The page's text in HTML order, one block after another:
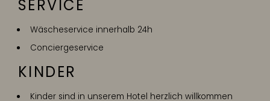
SERVICE
Wäscheservice innerhalb 24h
Conciergeservice
KINDER
Kinder sind in unserem Hotel herzlich willkommen